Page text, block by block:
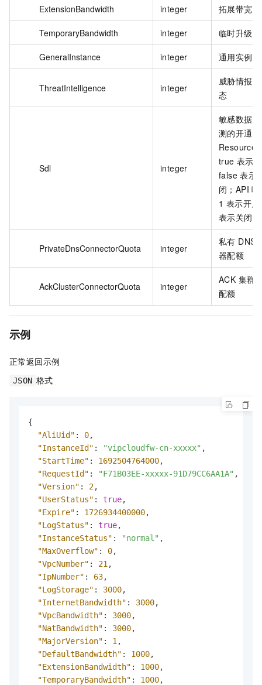
ExtensionBandwidth integer 拓展带宽
TemporaryBandwidth integer 临时升级
GeneralInstance integer 通用实例
ThreatIntelligence integer
威胁情报
态
Sdl integer
敏感数据
测的开通
Resource
true 表示
false 表示
闭；API
1 表示开
表示关闭。
PrivateDnsConnectorQuota integer
私有 DNS
器配额
AckClusterConnectorQuota integer
ACK 集群
配额
示例
正常返回示例
JSON 格式
{
"AliUid" : 0,
"InstanceId" : "vipcloudfw-cn-xxxxx" ,
"StartTime" : 1692504764000,
"RequestId" : "F71B03EE-xxxxx-91D79CC6AA1A" ,
"Version" : 2,
"UserStatus" : true,
"Expire" : 1726934400000,
"LogStatus" : true,
"InstanceStatus" : "normal" ,
"MaxOverflow" : 0,
"VpcNumber" : 21 ,
"IpNumber" : 63,
"LogStorage" : 3000,
"InternetBandwidth" : 3000,
"VpcBandwidth" : 3000,
"NatBandwidth" : 3000,
"MajorVersion" : 1 ,
"DefaultBandwidth" : 1000,
"ExtensionBandwidth" : 1000,
"TemporaryBandwidth" : 1000,